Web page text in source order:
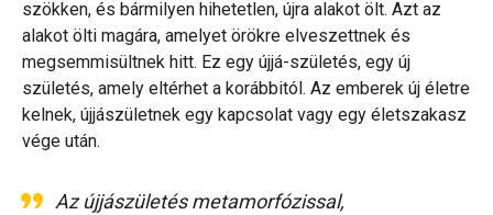
szökken, és bármilyen hihetetlen, újra alakot ölt. Azt az
alakot ölti magára, amelyet örökre elveszettnek és
megsemmisültnek hitt. Ez egy újjá-születés, egy új
születés, amely eltérhet a korábbitól. Az emberek új életre
kelnek, újjászületnek egy kapcsolat vagy egy életszakasz
vége után.
Az újjászületés metamorfózissal,